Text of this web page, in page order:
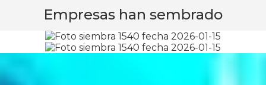
Empresas han sembrado